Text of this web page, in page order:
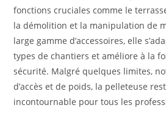
fonctions cruciales comme le
la démolition et la manipulation de
large gamme d’accessoires, elle
types de chantiers et améliore à la
sécurité. Malgré quelques limites,
d’accès et de poids, la pelleteuse
incontournable pour tous les